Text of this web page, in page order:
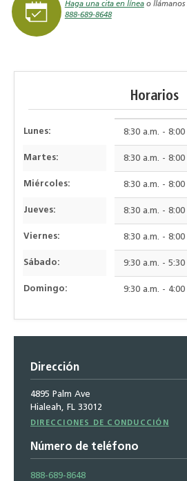
Haga una cita en líneao llámanos
888-689-8648
Horarios
Lunes: 8:30 a.m. - 8:00
Martes: 8:30 a.m. - 8:00
Miércoles: 8:30 a.m. - 8:00
Jueves: 8:30 a.m. - 8:00
Viernes: 8:30 a.m. - 8:00
Sábado: 9:30 a.m. - 5:30
Domingo: 9:30 a.m. - 4:00
Dirección
4895 Palm Ave
Hialeah, FL 33012
Direcciones
DIRECCIONES DE CONDUCCIÓN
Número de teléfono
888-689-8648